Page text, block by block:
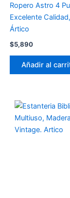
Ropero Astro 4
Excelente
Ártico
$5,890
Añadir al